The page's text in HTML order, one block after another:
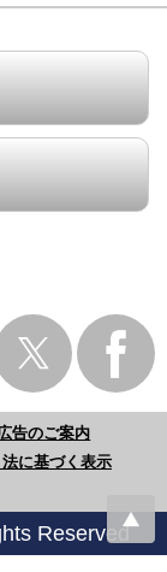
告のご案内
に基づく表示
Reserved